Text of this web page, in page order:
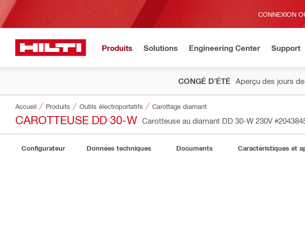
CONNEXION
Produits Solutions Engineering Center Support
CONGÉ D'ÉTÉ Aperçu des jours
Accueil Produits Outils électroportatifs Carottage diamant
CAROTTEUSE DD 30-W Carotteuse au diamant DD 30-W 230V
Configurateur Données techniques Documents Caractéristiques et